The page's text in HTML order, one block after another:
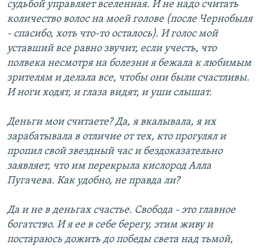
судьбой управляет вселенная. И не надо считать
количество волос на моей голове (после Чернобыля
- спасибо, хоть что-то осталось). И голос мой
уставший все равно звучит, если учесть, что
полвека несмотря на болезни я бежала к любимым
зрителям и делала все, чтобы они были счастливы.
И ноги ходят, и глаза видят, и уши слышат.
Деньги мои считаете? Да, я вкалывала, я их
зарабатывала в отличие от тех, кто прогулял и
пропил свой звездный час и бездоказательно
заявляет, что им перекрыла кислород Алла
Пугачева. Как удобно, не правда ли?
Да и не в деньгах счастье. Свобода - это главное
богатство. И я ее в себе берегу, этим живу и
постараюсь дожить до победы света над тьмой,